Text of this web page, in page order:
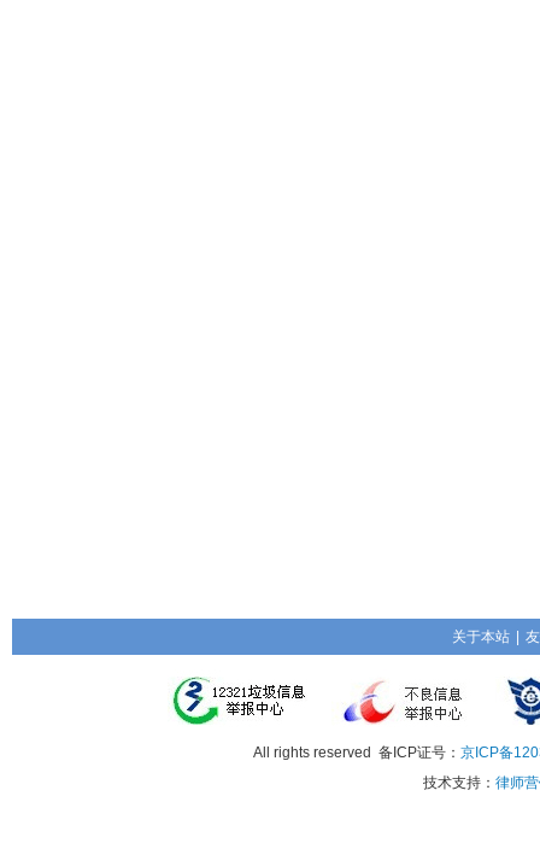
关于本站
All rights reserved 备ICP证号： 京ICP备
技术支持： 律师